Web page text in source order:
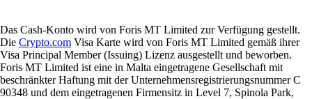
Das Cash-Konto wird von Foris MT Limited zur Verfügung gestellt.
Die Crypto.com Visa Karte wird von Foris MT Limited gemäß ihrer
Visa Principal Member (Issuing) Lizenz ausgestellt und beworben.
Foris MT Limited ist eine in Malta eingetragene Gesellschaft mit
beschränkter Haftung mit der Unternehmensregistrierungsnummer C
90348 und dem eingetragenen Firmensitz in Level 7, Spinola Park,